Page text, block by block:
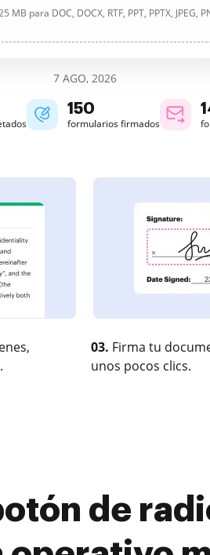
para DOC, DOCX, RTF, PPT, PPTX, JPEG,
7 AGO, 2026
150
formularios firmados
03. Firma tu
unos pocos clics.
de